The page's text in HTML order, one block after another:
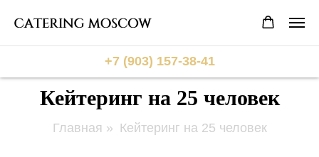
+7 (903) 157-38-41
Кейтеринг на 25 человек
Главная » Кейтеринг на 25 человек